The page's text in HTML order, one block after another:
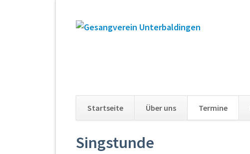
Startseite Über uns Termine
überspringen
Singstunde